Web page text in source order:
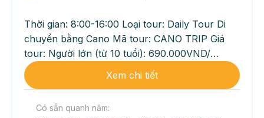
Thời gian: 8:00-16:00 Loại tour: Daily Tour Di
chuyển bằng Cano Mã tour: CANO TRIP Giá
tour: Người lớn (từ 10 tuổi): 690.000VND/
khách Trẻ...
Xem chi tiết
Có sẵn quanh năm: